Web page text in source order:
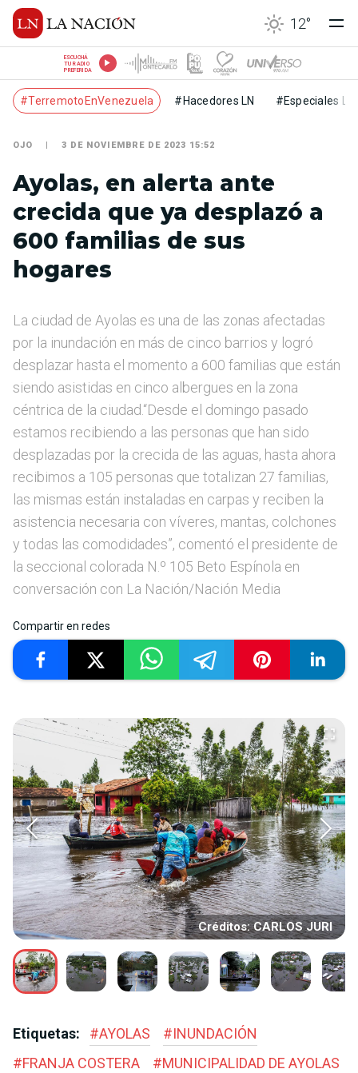
12°
ESCUCHÁ
TU RADIO
PREFERIDA
#TerremotoEnVenezuela #Hacedores LN #Especiales LN
OJO 3 DE NOVIEMBRE DE 2023 15:52
Ayolas, en alerta ante
crecida que ya desplazó a
600 familias de sus
hogares
La ciudad de Ayolas es una de las zonas afectadas
por la inundación en más de cinco barrios y logró
desplazar hasta el momento a 600 familias que están
siendo asistidas en cinco albergues en la zona
céntrica de la ciudad.“Desde el domingo pasado
estamos recibiendo a las personas que han sido
desplazadas por la crecida de las aguas, hasta ahora
recibimos a 105 personas que totalizan 27 familias,
las mismas están instaladas en carpas y reciben la
asistencia necesaria con víveres, mantas, colchones
y todas las comodidades”, comentó el presidente de
la seccional colorada N.º 105 Beto Espínola en
conversación con La Nación/Nación Media
Compartir en redes
Créditos: CARLOS JURI
Etiquetas: #AYOLAS #INUNDACIÓN
#FRANJA COSTERA #MUNICIPALIDAD DE AYOLAS